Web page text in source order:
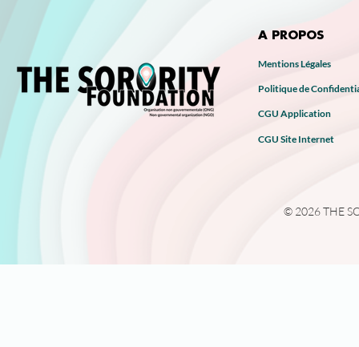
A PROPOS
Mentions Légales
Politique de
CGU Application
CGU Site Internet
© 2026 THE